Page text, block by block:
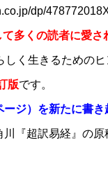
dp/
多くの読者に愛さ
しく生きるためのヒ
版です。
ジ）を新たに書き
『超訳易経』の原